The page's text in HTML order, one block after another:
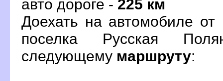
авто дороге - 225 км
Доехать на автомобиле
поселка Русская
следующему маршруту: